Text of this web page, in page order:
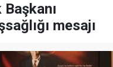
mesajı